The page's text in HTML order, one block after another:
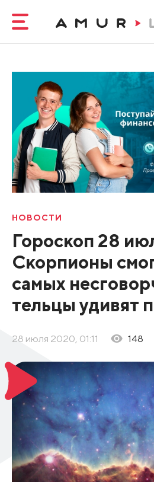
НОВОСТИ
Гороскоп 28
Скорпионы
самых
тельцы удивят
28 июля 2020, 01:11 148